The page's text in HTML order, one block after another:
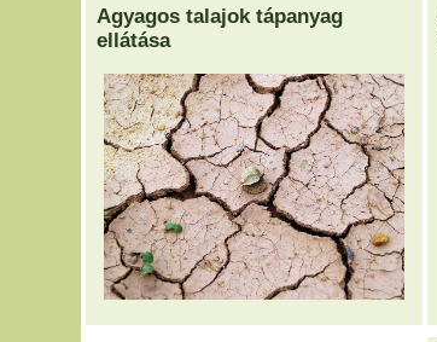
Agyagos talajok tápanyag
ellátása